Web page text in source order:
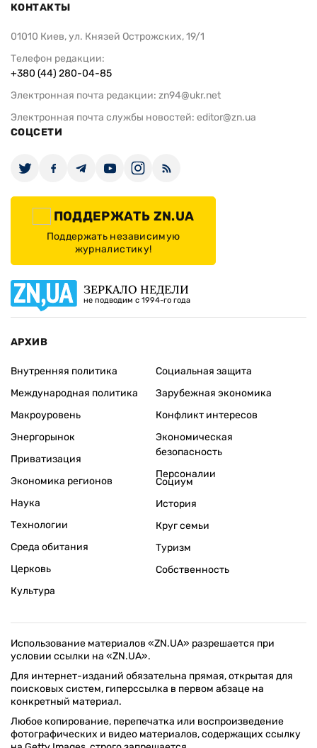
КОНТАКТЫ
01010 Киев, ул. Князей Острожских, 19/1
Телефон редакции:
+380 (44) 280-04-85
Электронная почта редакции: zn94@ukr.net
Электронная почта службы новостей: editor@zn.ua
СОЦСЕТИ
ПОДДЕРЖАТЬ ZN.UA
Поддержать независимую
журналистику!
ЗЕРКАЛО НЕДЕЛИ
не подводим с 1994-го года
АРХИВ
Внутренняя политика
Международная политика
Макроуровень
Энергорынок
Приватизация
Экономика регионов
Социальная защита
Зарубежная экономика
Конфликт интересов
Экономическая
безопасность
Персоналии
Наука
Технологии
Среда обитания
Церковь
Культура
Социум
История
Круг семьи
Туризм
Собственность
Использование материалов «ZN.UA» разрешается при
условии ссылки на «ZN.UA».
Для интернет-изданий обязательна прямая, открытая для
поисковых систем, гиперссылка в первом абзаце на
конкретный материал.
Любое копирование, перепечатка или воспроизведение
фотографических и видео материалов, содержащих ссылку